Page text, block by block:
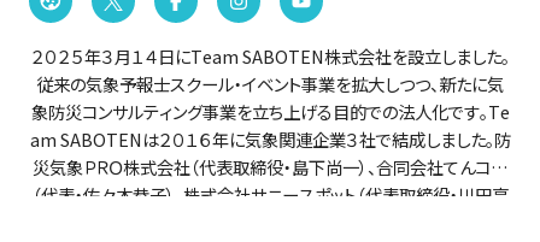
２０２５年３月１４日にTeam SABOTEN株式会社を設立しました。
従来の気象予報士スクール・イベント事業を拡大しつつ、新たに気
象防災コンサルティング事業を立ち上げる目的での法人化です。Te
am SABOTENは２０１６年に気象関連企業３社で結成しました。防
災気象ＰＲＯ株式会社（代表取締役・島下尚一）、合同会社てんコロ
（代表・佐々木恭子）、株式会社サニースポット（代表取締役・川田亮